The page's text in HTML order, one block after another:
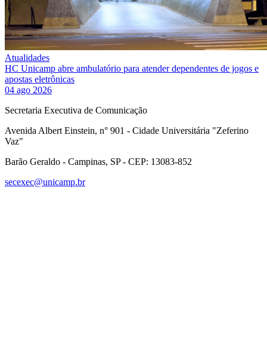
Atualidades
HC Unicamp abre ambulatório para atender dependentes de jogos e
apostas eletrônicas
04 ago 2026
Secretaria Executiva de Comunicação
Avenida Albert Einstein, n° 901 - Cidade Universitária "Zeferino
Vaz"
Barão Geraldo - Campinas, SP - CEP: 13083-852
secexec@unicamp.br